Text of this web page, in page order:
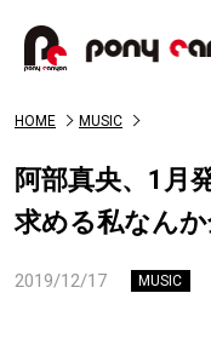
HOME MUSIC
阿部真央、1月
求める私なん
2019/12/17 MUSIC